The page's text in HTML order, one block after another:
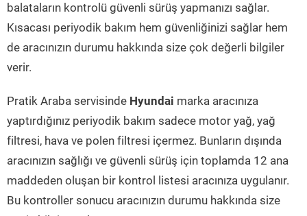
balataların kontrolü güvenli sürüş yapmanızı sağlar.
Kısacası periyodik bakım hem güvenliğinizi sağlar hem
de aracınızın durumu hakkında size çok değerli bilgiler
verir.
Pratik Araba servisinde Hyundai marka aracınıza
yaptırdığınız periyodik bakım sadece motor yağ, yağ
filtresi, hava ve polen filtresi içermez. Bunların dışında
aracınızın sağlığı ve güvenli sürüş için toplamda 12 ana
maddeden oluşan bir kontrol listesi aracınıza uygulanır.
Bu kontroller sonucu aracınızın durumu hakkında size